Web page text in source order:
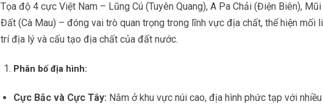
Tọa độ 4 cực Việt Nam – Lũng Cú (Tuyên Quang), A Pa Chải (Điện Biên),
Đất (Cà Mau) – đóng vai trò quan trọng trong lĩnh vực địa chất, thể hiện mối
trí địa lý và cấu tạo địa chất của đất nước.
Phân bố địa hình:
Cực Bắc và Cực Tây: Nằm ở khu vực núi cao, địa hình phức tạp với